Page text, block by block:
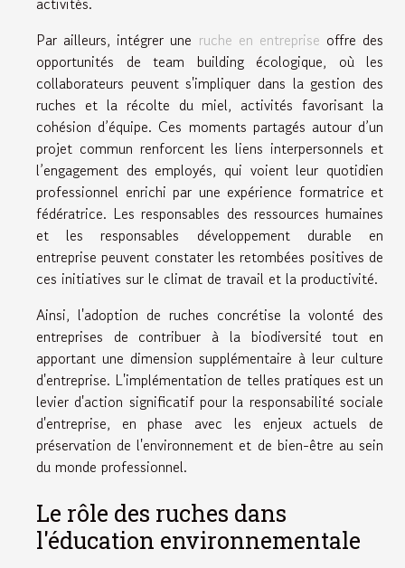
Par ailleurs, intégrer une ruche en entreprise offre des
opportunités de team building écologique, où les
collaborateurs peuvent s'impliquer dans la gestion des
ruches et la récolte du miel, activités favorisant la
cohésion d’équipe. Ces moments partagés autour d’un
projet commun renforcent les liens interpersonnels et
l’engagement des employés, qui voient leur quotidien
professionnel enrichi par une expérience formatrice et
fédératrice. Les responsables des ressources humaines
et les responsables développement durable en
entreprise peuvent constater les retombées positives de
ces initiatives sur le climat de travail et la productivité.
Ainsi, l'adoption de ruches concrétise la volonté des
entreprises de contribuer à la biodiversité tout en
apportant une dimension supplémentaire à leur culture
d'entreprise. L'implémentation de telles pratiques est un
levier d'action significatif pour la responsabilité sociale
d'entreprise, en phase avec les enjeux actuels de
préservation de l'environnement et de bien-être au sein
du monde professionnel.
Le rôle des ruches dans
l'éducation environnementale